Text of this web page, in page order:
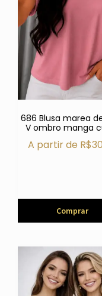
686 Blusa marea
V ombro manga
A partir de R$
Comprar